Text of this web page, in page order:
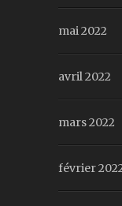
mai 2022
avril 2022
mars 2022
février